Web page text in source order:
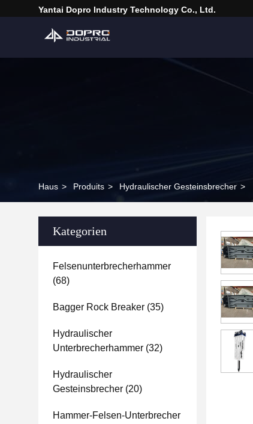
Yantai Dopro Industry Technology Co., Ltd.
Haus > Produits > Hydraulischer Gesteinsbrecher >
Kategorien
Felsenunterbrecherhammer
(68)
Bagger Rock Breaker (35)
Hydraulischer
Unterbrecherhammer (32)
Hydraulischer
Gesteinsbrecher (20)
Hammer-Felsen-Unterbrecher